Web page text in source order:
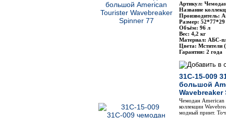
Артикул:
Название
Производитель:
Размер: 52*77*29
Объём: 96 л
Вес: 4,2 кг
Материал: АБС-
Цвета: Мстители
Гарантия: 2 года
31C-15-009
большой
Wavebreaker
Чемодан American
коллекции
модный принт.